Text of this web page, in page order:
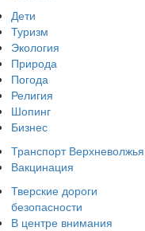
Дети
Туризм
Экология
Природа
Погода
Религия
Шопинг
Бизнес
Транспорт Верхневолжья
Вакцинация
Тверские дороги
безопасности
В центре внимания